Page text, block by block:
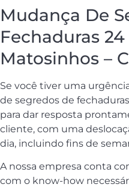
Mudança De
Fechaduras
Matosinhos –
Se você tiver uma
de segredos de
para dar resposta
cliente, com uma
dia, incluindo fins de
A nossa empresa conta
com o know-how